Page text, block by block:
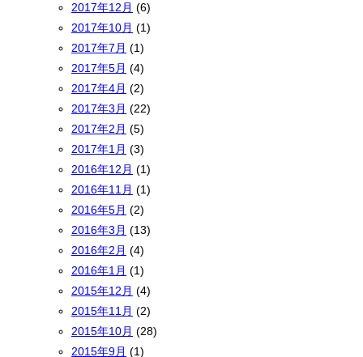
2017年12月 (6)
2017年10月 (1)
2017年7月 (1)
2017年5月 (4)
2017年4月 (2)
2017年3月 (22)
2017年2月 (5)
2017年1月 (3)
2016年12月 (1)
2016年11月 (1)
2016年5月 (2)
2016年3月 (13)
2016年2月 (4)
2016年1月 (1)
2015年12月 (4)
2015年11月 (2)
2015年10月 (28)
2015年9月 (1)